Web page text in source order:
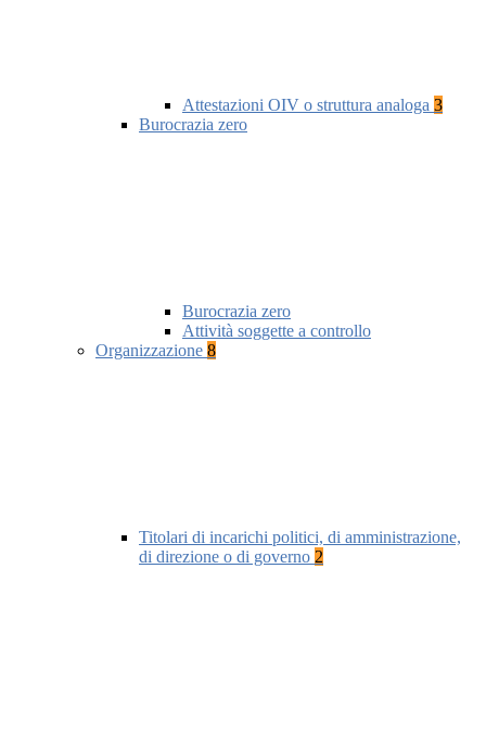
Attestazioni OIV o struttura analoga 3
Burocrazia zero
Burocrazia zero
Attività soggette a controllo
Organizzazione 8
Titolari di incarichi politici, di amministrazione,
di direzione o di governo 2